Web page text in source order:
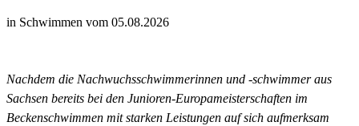
in Schwimmen vom 05.08.2026
Nachdem die Nachwuchsschwimmerinnen und -schwimmer aus
Sachsen bereits bei den Junioren-Europameisterschaften im
Beckenschwimmen mit starken Leistungen auf sich aufmerksam